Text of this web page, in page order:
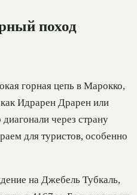
поход
горная цепь в Марокко,
Идрарен Драрен или
через страну
для туристов, особенно
на Джебель Тубкаль,